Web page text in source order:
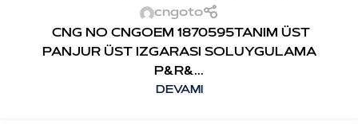
cngoto
CNG NO CNGOEM 1870595TANIM ÜST
PANJUR ÜST IZGARASI SOLUYGULAMA
P&R&...
DEVAMI